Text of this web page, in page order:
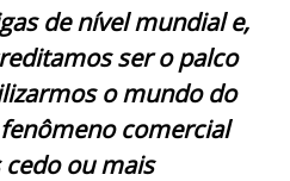
de nível mundial e,
ser o palco
o mundo do
comercial
ou mais